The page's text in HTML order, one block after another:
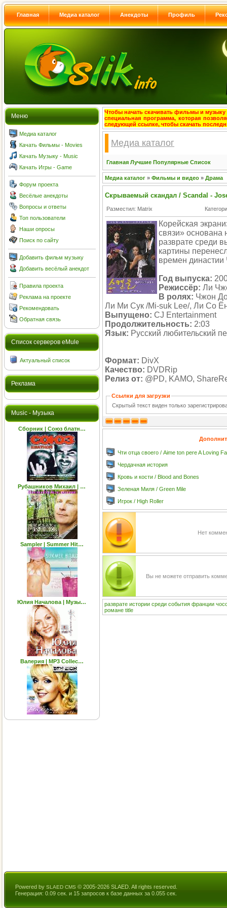
Главная Медиа каталог Анекдоты Профиль
Меню
Медиа каталог
Качать Фильмы - Movies
Качать Музыку - Music
Качать Игры - Game
Форум проекта
Весёлые анекдоты
Вопросы и ответы
Топ пользователи
Наши опросы
Поиск по сайту
Добавить фильм музыку
Добавить весёлый анекдот
Правила проекта
Реклама на проекте
Рекомендовать
Обратная связь
Cписок серверов eMule
Актуальный список
Реклама
Music - Музыка
Сборник | Союз блатн…
Рубашников Михаил | …
Sampler | Summer Hit…
Юлия Началова | Музы…
Валерия | МР3 Collec…
Чтобы начать скачивать фильмы и музыку
специальная программа, которая
следующей ссылке, чтобы скачать
Медиа каталог
Главная Лучшие Популярные Список
Медиа каталог » Фильмы и видео » Драма
Скрываемый скандал / Scandal -
Разместил: Matrix
Корейская
связи» основана
разврате среди
картины
времен династии
Год выпуска:
Режиссёр: Ли
В ролях: Чжон
Ли Ми Сук /Mi-suk Lee/, Ли Со
Выпущено: CJ Entertainment
Продолжительность: 2:03
Язык: Русский любительский
Формат: DivX
Качество: DVDRip
Релиз от: @PD, KAMO,
Ссылки для загрузки
Скрытый текст виден только
Чти отца своего / Aime ton pere A Loving
Чердачная история
Кровь и кости / Blood and Bones
Зеленая Миля / Green Mile
Игрок / High Roller
Нет
Вы не можете отправить
разврате истории среди события франции
романе title
Powered by SLAED CMS © 2005-2026 SLAED. All rights reserved.
Генерация: 0.09 сек. и 15 запросов к базе данных за 0.055 сек.